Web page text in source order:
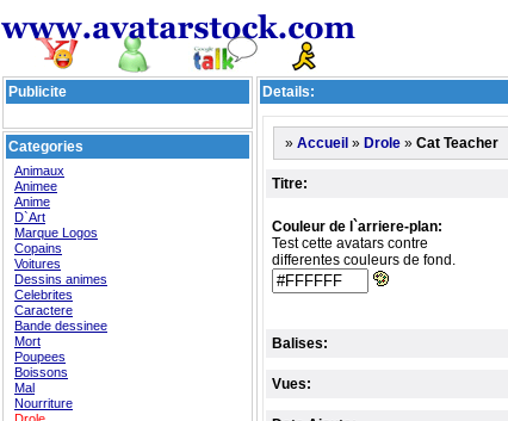
Publicite
Categories
Animaux
Animee
Anime
D`Art
Marque Logos
Copains
Voitures
Dessins animes
Celebrites
Caractere
Bande dessinee
Mort
Poupees
Boissons
Mal
Nourriture
Details:
» Accueil » Drole » Cat Teacher
Titre:
Couleur de l`arriere-plan:
Test cette avatars contre
differentes couleurs de fond.
Balises:
Vues: